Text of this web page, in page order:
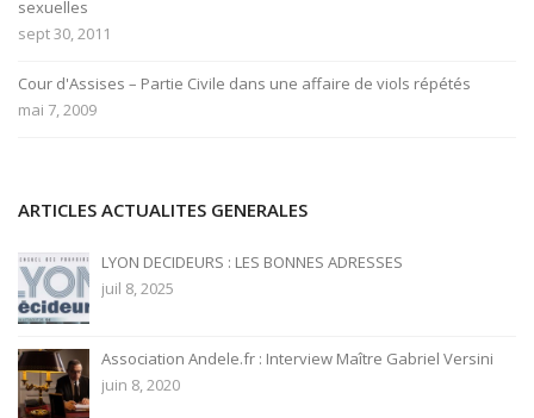
sexuelles
sept 30, 2011
Cour d'Assises – Partie Civile dans une affaire de viols répétés
mai 7, 2009
ARTICLES ACTUALITES GENERALES
LYON DECIDEURS : LES BONNES ADRESSES
juil 8, 2025
Association Andele.fr : Interview Maître Gabriel Versini
juin 8, 2020